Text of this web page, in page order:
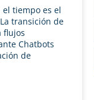
el tiempo es el
transición de
flujos
Chatbots
de